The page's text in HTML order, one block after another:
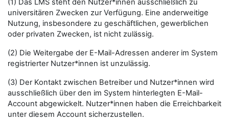
(1) Das LMS steht den Nutzer*innen ausschließlich zu
universitären Zwecken zur Verfügung. Eine anderweitige
Nutzung, insbesondere zu geschäftlichen, gewerblichen
oder privaten Zwecken, ist nicht zulässig.
(2) Die Weitergabe der E-Mail-Adressen anderer im System
registrierter Nutzer*innen ist unzulässig.
(3) Der Kontakt zwischen Betreiber und Nutzer*innen wird
ausschließlich über den im System hinterlegten E-Mail-
Account abgewickelt. Nutzer*innen haben die Erreichbarkeit
unter diesem Account sicherzustellen.